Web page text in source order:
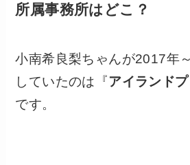
所属事務所はどこ？
小南希良梨ちゃんが2017年
していたのは『アイランド
です。